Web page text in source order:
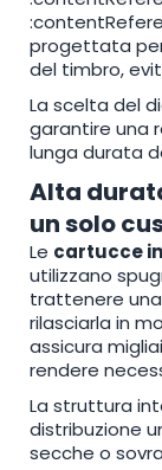
progettata
del timbro,
La scelta del
garantire una
lunga durata
Alta
un solo
Le cartucce
utilizzano
trattenere
rilasciarla in
assicura
rendere
La struttura
distribuzione
secche o